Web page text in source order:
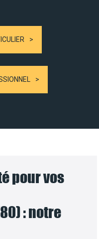
pour vos
: notre